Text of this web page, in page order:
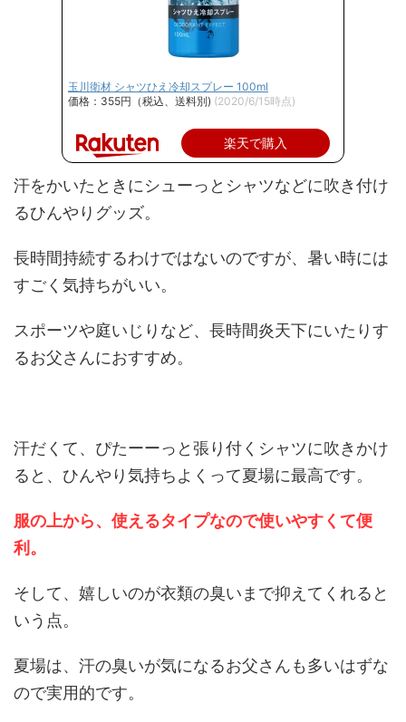
玉川衛材 シャツひえ冷却スプレー 100ml
価格：355円（税込、送料別) (2020/6/15時点)
楽天で購入
汗をかいたときにシューっとシャツなどに吹き付け
るひんやりグッズ。
長時間持続するわけではないのですが、暑い時には
すごく気持ちがいい。
スポーツや庭いじりなど、長時間炎天下にいたりす
るお父さんにおすすめ。
汗だくて、ぴたーーっと張り付くシャツに吹きかけ
ると、ひんやり気持ちよくって夏場に最高です。
服の上から、使えるタイプなので使いやすくて便
利。
そして、嬉しいのが衣類の臭いまで抑えてくれると
いう点。
夏場は、汗の臭いが気になるお父さんも多いはずな
ので実用的です。